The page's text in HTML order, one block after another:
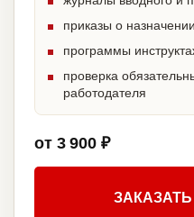
приказы о
программы
проверка
работодателя
от 3 900 ₽